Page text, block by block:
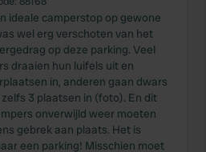
ideale camperstop op gewone
wel erg verschoten van het
op deze parking. Veel
draaien hun luifels uit en
in, anderen gaan dwars
3 plaatsen in (foto). En dit
onverwijld weer moeten
gebrek aan plaats. Het is
een parking! Misschien moet